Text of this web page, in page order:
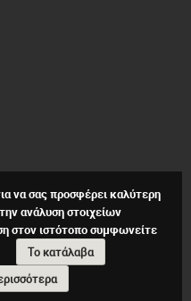
να σας προσφέρει καλύτερη
ανάλυση στοιχείων
στον ιστότοπο συμφωνείτε
Το κατάλαβα